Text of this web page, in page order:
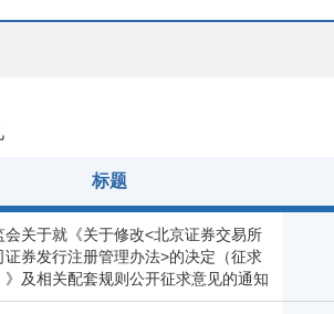
标题
会关于就《关于修改<北京证券交易所
证券发行注册管理办法>的决定（征求
》及相关配套规则公开征求意见的通知